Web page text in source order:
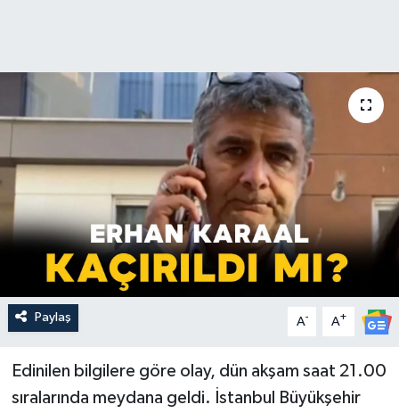
Paylaş A- A+
Edinilen bilgilere göre olay, dün akşam saat 21.00
sıralarında meydana geldi. İstanbul Büyükşehir